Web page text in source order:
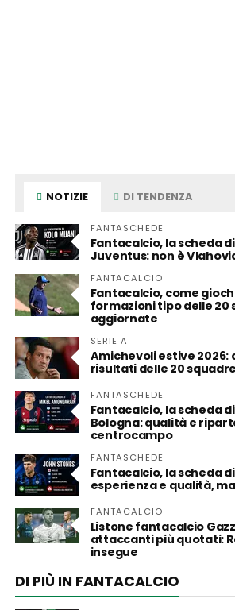
NOTIZIE DI TENDENZA
FANTASCHEDE
Fantacalcio, la scheda
Juventus: non è
FANTACALCIO
Fantacalcio, come
formazioni tipo delle 20
aggiornate
SERIE A
Amichevoli estive 2026:
risultati delle 20
FANTASCHEDE
Fantacalcio, la scheda
Bologna: qualità e
centrocampo
FANTASCHEDE
Fantacalcio, la scheda
esperienza e qualità,
FANTACALCIO
Listone fantacalcio
attaccanti più quotati:
insegue
DI PIÙ IN FANTACALCIO